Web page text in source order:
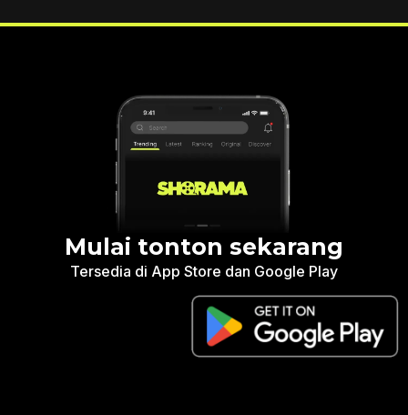
Mulai tonton sekarang
Tersedia di App Store dan Google Play